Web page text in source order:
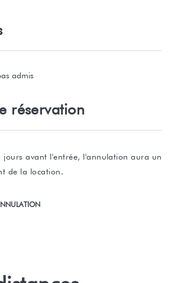
admis
réservation
jours avant l'entrée, l'annulation aura un
de la location.